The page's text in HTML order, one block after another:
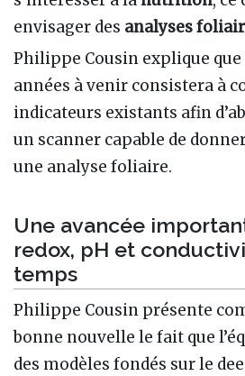
envisager des analyses
Philippe Cousin explique
années à venir consistera à
indicateurs existants afin
un scanner capable de
une analyse foliaire.
Une avancée
redox, pH et
temps
Philippe Cousin présente
bonne nouvelle le fait que
des modèles fondés sur le